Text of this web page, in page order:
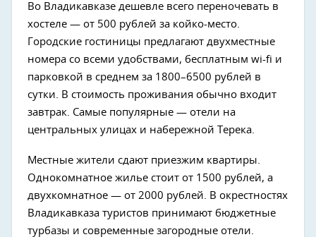
Во Владикавказе дешевле всего переночевать в
хостеле — от 500 рублей за койко-место.
Городские гостиницы предлагают двухместные
номера со всеми удобствами, бесплатным wi-fi и
парковкой в среднем за 1800–6500 рублей в
сутки. В стоимость проживания обычно входит
завтрак. Самые популярные — отели на
центральных улицах и набережной Терека.
Местные жители сдают приезжим квартиры.
Однокомнатное жилье стоит от 1500 рублей, а
двухкомнатное — от 2000 рублей. В окрестностях
Владикавказа туристов принимают бюджетные
турбазы и современные загородные отели.